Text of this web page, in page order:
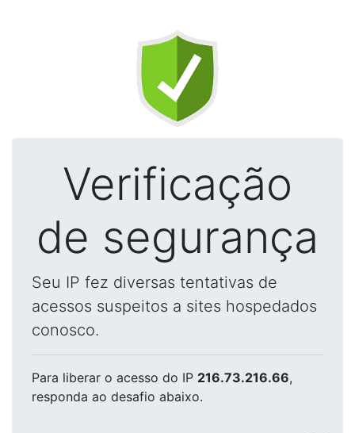
Verificação
de segurança
Seu IP fez diversas tentativas de
acessos suspeitos a sites hospedados
conosco.
Para liberar o acesso do IP 216.73.216.66,
responda ao desafio abaixo.